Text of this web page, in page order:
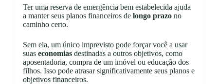
Ter uma reserva de emergência bem estabelecida ajuda
a manter seus planos financeiros de longo prazono
caminho certo.
Sem ela, um único imprevisto pode forçar você a usar
suas economiasdestinadas a outros objetivos, como
aposentadoria, compra de um imóvel ou educação dos
filhos. Isso pode atrasar significativamente seus planos e
objetivos financeiros.